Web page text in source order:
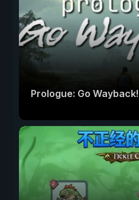
Prologue: Go Wayback!